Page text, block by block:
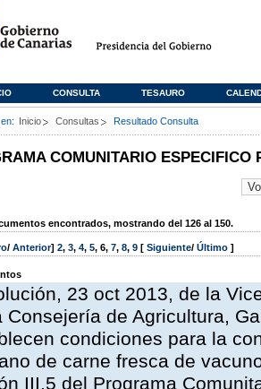
CONSULTA TESAURO
Inicio Consultas Resultado Consulta
COMUNITARIO ESPECIFICO
encontrados, mostrando del 126 al 150.
/ Anterior] 2, 3, 4, 5, 6, 7, 8, 9 [ Siguiente/ Último ]
23 oct 2013, de la
Consejería de Agricultura,
condiciones para la
de carne fresca de
III.5 del Programa